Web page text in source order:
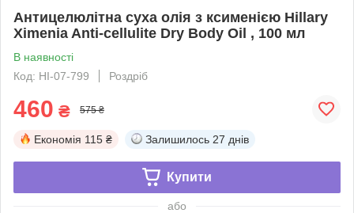
Антицелюлітна суха олія з ксименією Hillary
Хimenia Anti-cellulite Dry Body Oil , 100 мл
В наявності
Код: HI-07-799
Роздріб
460 ₴ 575 ₴
Економія 115 ₴ Залишилось 27 днів
Купити
або